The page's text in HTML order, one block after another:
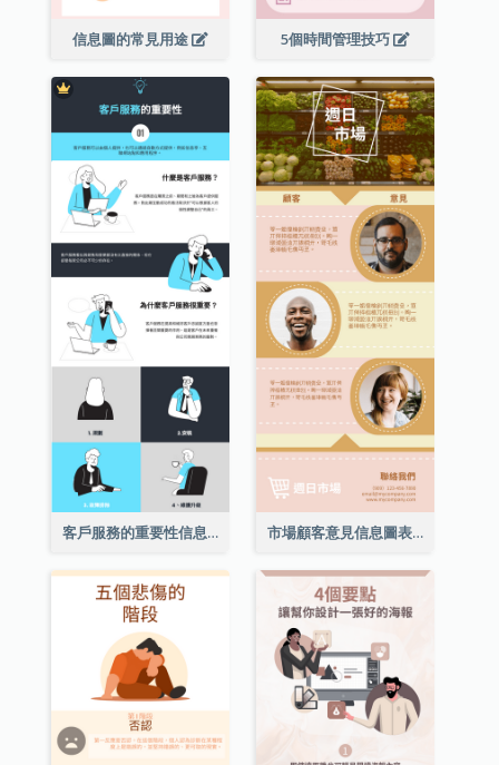
信息圖的常見用途 5個時間管理技巧
客戶服務的重要性信息圖表 市場顧客意見信息圖表